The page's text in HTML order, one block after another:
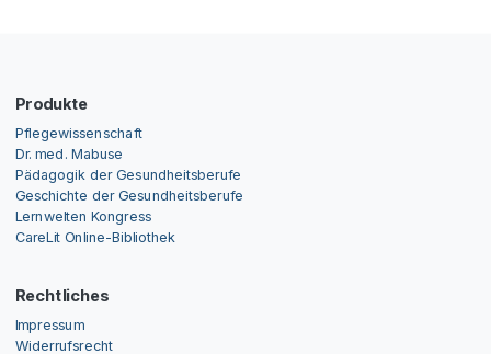
Produkte
Pflegewissenschaft
Dr. med. Mabuse
Pädagogik der Gesundheitsberufe
Geschichte der Gesundheitsberufe
Lernwelten Kongress
CareLit Online-Bibliothek
Rechtliches
Impressum
Widerrufsrecht